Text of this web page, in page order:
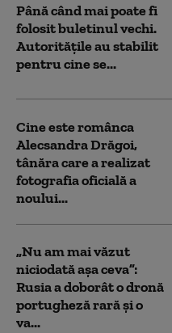
Până când mai poate fi
folosit buletinul vechi.
Autoritățile au stabilit
pentru cine se...
Cine este românca
Alecsandra Drăgoi,
tânăra care a realizat
fotografia oficială a
noului...
„Nu am mai văzut
niciodată așa ceva”:
Rusia a doborât o dronă
portugheză rară și o
va...